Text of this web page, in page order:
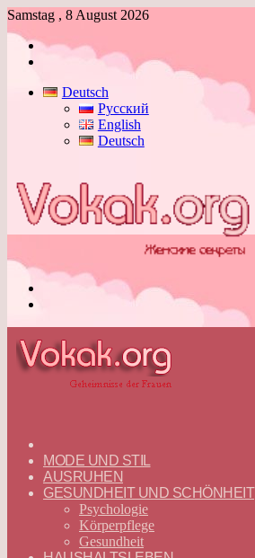
Samstag , 8 August 2026
Anmelden
Deutsch
Русский
English
Deutsch
—
DEUTSCH
MODE UND STIL
AUSRUHEN
GESUNDHEIT UND SCHÖNHEIT
Psychologie
Körperpflege
Gesundheit